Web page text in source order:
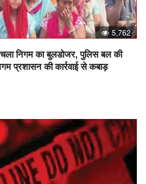
5,762
निगम का बुलडोजर, पुलिस बल की
प्रशासन की कार्रवाई से कबाड़